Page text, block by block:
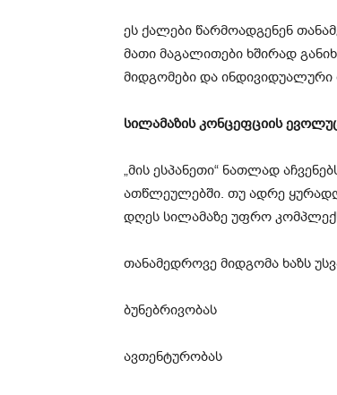
ეს ქალები წარმოადგენენ
მათი მაგალითები ხშირად
მიდგომები და ინდივიდუალური
სილამაზის კონცეფციის
„მის ესპანეთი“ ნათლად
ათწლეულებში. თუ ადრე
დღეს სილამაზე უფრო
თანამედროვე მიდგომა ხაზს
ბუნებრივობას
ავთენტურობას